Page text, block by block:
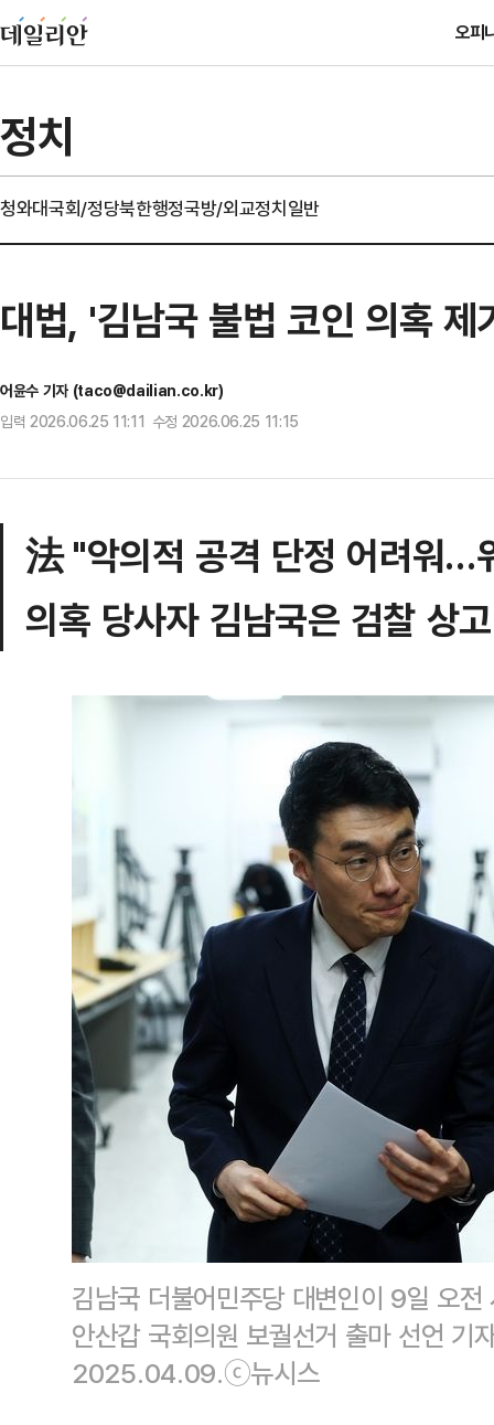
오피
정치
청와대국회/정당북한행정국방/외교정치일반
대법, '김남국 불법 코인 의혹
어윤수 기자 (taco@dailian.co.kr)
입력 2026.06.25 11:11 수정 2026.06.25 11:15
法 "악의적 공격 단정 어려워…
의혹 당사자 김남국은 검찰 상
김남국 더불어민주당 대변인이 9일 오
안산갑 국회의원 보궐선거 출마 선언 기
2025.04.09.ⓒ뉴시스